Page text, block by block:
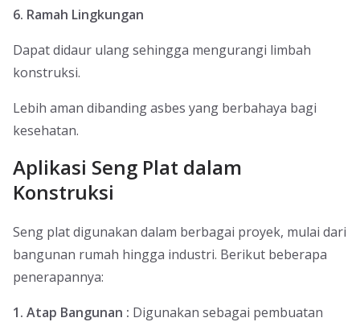
6. Ramah Lingkungan
Dapat didaur ulang sehingga mengurangi limbah
konstruksi.
Lebih aman dibanding asbes yang berbahaya bagi
kesehatan.
Aplikasi Seng Plat dalam
Konstruksi
Seng plat digunakan dalam berbagai proyek, mulai dari
bangunan rumah hingga industri. Berikut beberapa
penerapannya:
1. Atap Bangunan : Digunakan sebagai pembuatan